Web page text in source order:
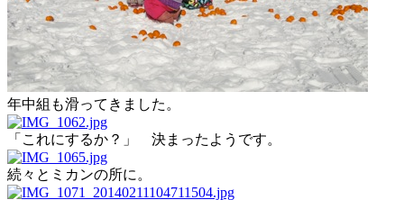
年中組も滑ってきました。
「これにするか？」 決まったようです。
続々とミカンの所に。